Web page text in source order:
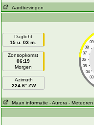
Aardbevingen
Daglicht
15 u. 03 m.
Zonsopkomst
06:19
Morgen
Azimuth
224.6° ZW
09
08
07
06
05
04
03
Maan informatie - Aurora - Meteoren